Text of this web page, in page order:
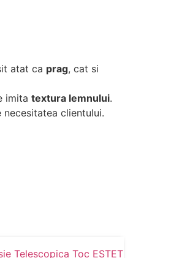
atat ca prag, cat si
imita textura lemnului.
clientului.